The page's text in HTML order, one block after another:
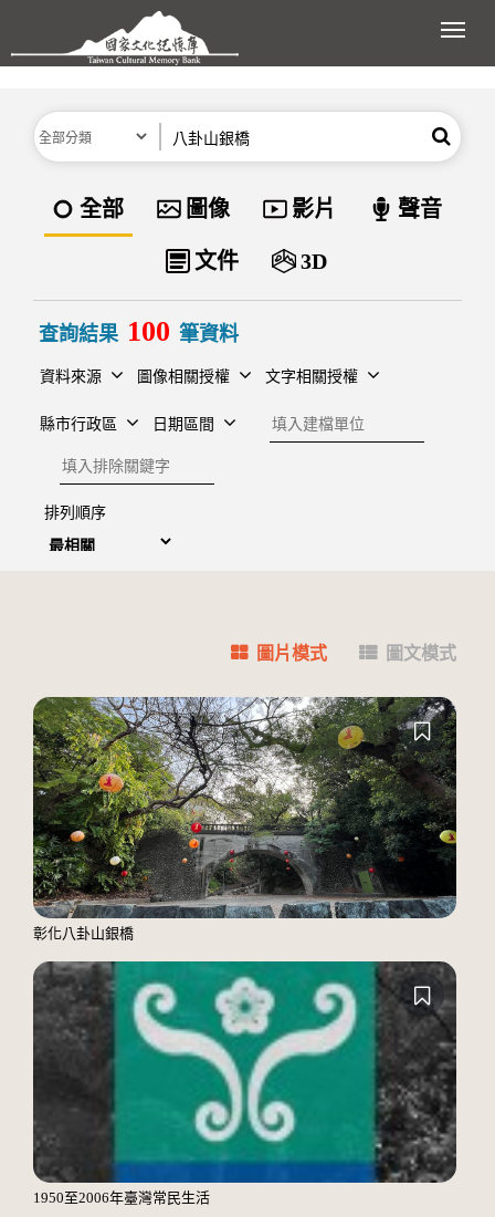
跳到主要內容區塊
展
分類 搜尋
資料類型
全部 圖像 影片 聲音
文件 3D
查詢結果 100 筆資料
資料來源 圖像相關授權 文字相關授權
縣市行政區 日期區間
建檔單位
排除關鍵字
排列順序
圖片模式 圖文模式
彰化八卦山銀橋
1950至2006年臺灣常民生活